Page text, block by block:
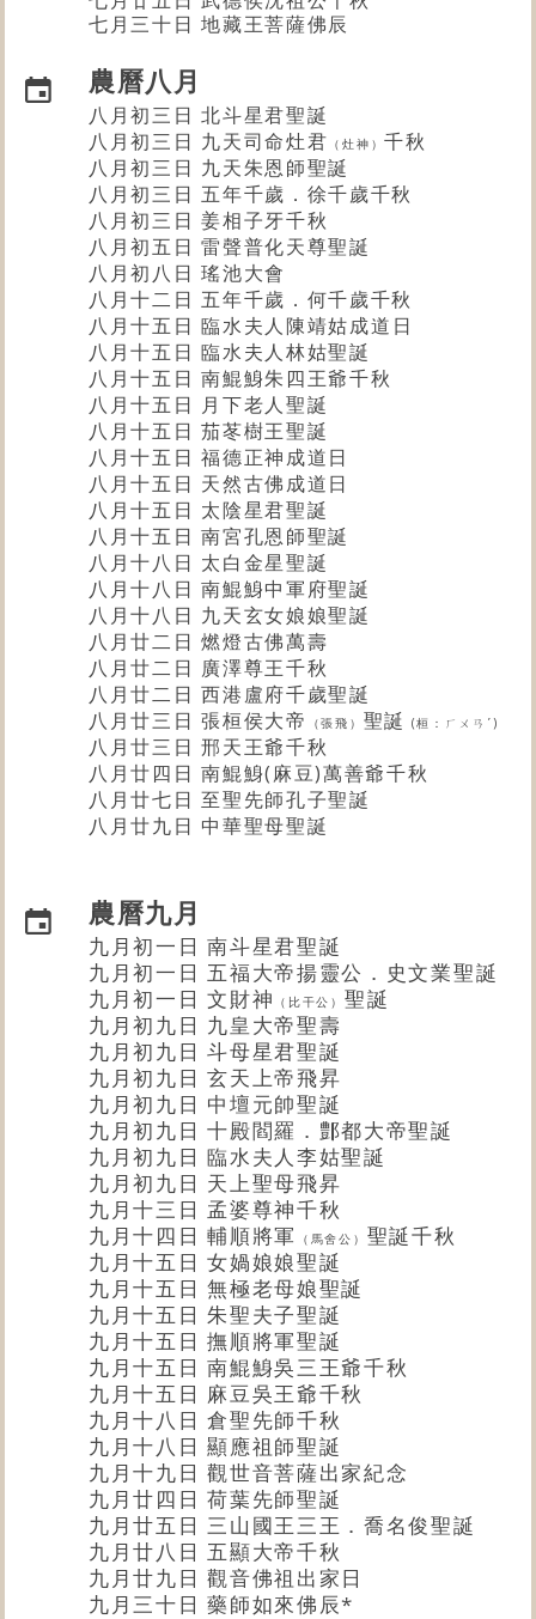
七月三十日 地藏王菩薩佛辰
農曆八月
八月初三日 北斗星君聖誕
八月初三日 九天司命灶君 （灶神）千秋
八月初三日 九天朱恩師聖誕
八月初三日 五年千歲．徐千歲千秋
八月初三日 姜相子牙千秋
八月初五日 雷聲普化天尊聖誕
八月初八日 瑤池大會
八月十二日 五年千歲．何千歲千秋
八月十五日 臨水夫人陳靖姑成道日
八月十五日 臨水夫人林姑聖誕
八月十五日 南鯤鯓朱四王爺千秋
八月十五日 月下老人聖誕
八月十五日 茄苳樹王聖誕
八月十五 日 福德正神成道日
八月十五日 天然古佛成道日
八月十五日 太陰星君聖誕
八月十五日 南宮孔恩師聖誕
八月十八日 太白金星聖誕
八月十八日 南鯤鯓中軍府聖誕
八月十八日 九天玄女娘娘聖誕
八月廿二日 燃燈古佛萬壽
八月廿二日 廣澤尊王千秋
八月廿二日 西港盧府千歲聖誕
八月廿三日張桓侯大帝 （張飛） 聖誕 (桓：ㄏㄨㄢˊ)
八月廿三日 邢天王爺千秋
八月廿四日 南鯤鯓(麻豆)萬善爺千秋
八月廿七日 至聖先師孔子聖誕
八月廿九日 中華聖母聖誕
農曆九月
九月初一日 南斗星君聖誕
九月初一日 五福大帝揚靈公．史文業聖誕
九月初一日 文財神 （比干公） 聖誕
九月初九日 九皇大帝聖壽
九月初九日 斗母星君聖誕
九月初九日 玄天上帝飛昇
九月初九日 中壇元帥聖誕
九月初九日 十殿閻羅．鄷都大帝聖誕
九月初九日 臨水夫人李姑聖誕
九月初九日 天上聖母飛昇
九月十三日 孟婆尊神千秋
九月十四日 輔順將軍
（馬舍公） 聖誕千秋
九月十五日 女媧娘娘聖誕
九月十五日 無極老母娘聖誕
九月十五日 朱聖夫子聖誕
九月十五日 撫順將軍聖誕
九月十五日 南鯤鯓吳三王爺千秋
九月十五日 麻豆吳王爺千秋
九月十八日 倉聖先師千秋
九月十八日 顯應祖師聖誕
九月十九日 觀世音菩薩出家紀念
九月廿四日 荷葉先師聖誕
九月廿五日 三山國王三王．喬名俊聖誕
九月廿八日 五顯大帝千秋
九月廿九日觀音佛祖 出家日
九月三十日 藥師如來佛辰*